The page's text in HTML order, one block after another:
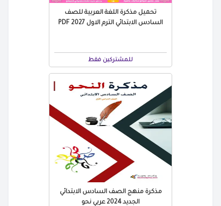
تحميل مذكرة اللغة العربية للصف
السادس الابتدائي الترم الاول 2027 PDF
للمشتركين فقط
مذكرة منهج الصف السادس الابتدائي
الجديد 2024 عربي نحو